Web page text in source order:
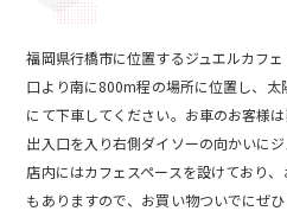
福岡県行橋市に位置するジュエルカフ
口より南に800m程の場所に位置し、
にて下車してください。お車のお客様
出入口を入り右側ダイソーの向かいに
店内にはカフェスペースを設けており
もありますので、お買い物ついでにぜ